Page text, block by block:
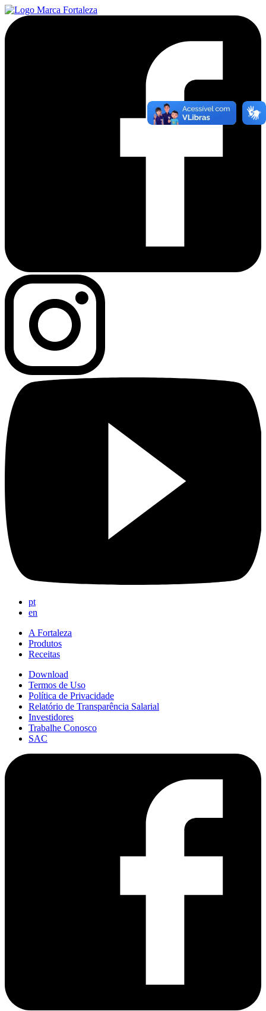
pt
en
A Fortaleza
Produtos
Receitas
Download
Termos de Uso
Política de Privacidade
Relatório de Transparência Salarial
Investidores
Trabalhe Conosco
SAC